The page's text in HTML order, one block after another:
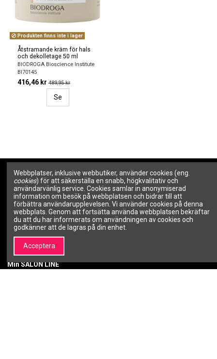
Produkten finns inte i lager
Åtstramande kräm för hals
och dekolletage 50 ml
BIODROGA Bioscience Institute
BI70145
416,46 kr 489,95 kr
Se
Om SALON LINE
Om SALON LINE
Varumärken | Professionell
kosmetik och
skönhetsvarumärken –
SALON LINE
Kontakta oss
Information
Allmänna villkor
Integritetspolicy
Betalningsmetoder
Leveranssätt
Min SALON LINE
Webbplatser, inklusive webbutiker, använder cookies (eng.
cookies) för att säkerställa en snabb, högkvalitativ och
användarvänlig service. Cookies samlar in anonymiserad
information om besök på webbplatsen och bidrar till att
förbättra användarupplevelsen. Vi använder cookies på denna
webbplats. Genom att fortsätta använda webbplatsen bekräftar
du att du har informerats om användningen av cookies och
godkänner att de lagras på din enhet.
Acceptera